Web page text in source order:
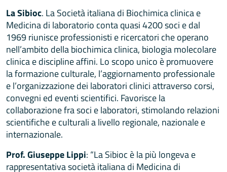
La Sibioc. La Società italiana di Biochimica clinica e
Medicina di laboratorio conta quasi 4200 soci e dal
1969 riunisce professionisti e ricercatori che operano
nell’ambito della biochimica clinica, biologia molecolare
clinica e discipline affini. Lo scopo unico è promuovere
la formazione culturale, l’aggiornamento professionale
e l’organizzazione dei laboratori clinici attraverso corsi,
convegni ed eventi scientifici. Favorisce la
collaborazione fra soci e laboratori, stimolando relazioni
scientifiche e culturali a livello regionale, nazionale e
internazionale.
Prof. Giuseppe Lippi: “La Sibioc è la più longeva e
rappresentativa società italiana di Medicina di